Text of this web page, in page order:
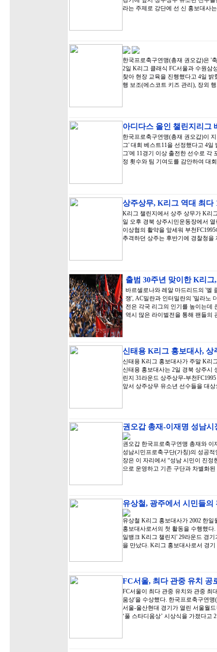
라는 주제로 강단에 선 신 홍보대사
한국프로축구연맹(총재 권오갑)은 '
2일 K리그 클래식 FC서울과 수원삼
찾아 현장 교육을 진행했다고 4일
행 보조(에스코트 키즈 관리), 장외
아디다스 올인 챌린지리그
한국프로축구연맹(총재 권오갑)이
그' 대회 베스트11을 선정했다고 4일
그'에 11경기 이상 출전한 선수로 각
정 횟수와 팀 기여도를 감안하여 대
상주상무, K리그 역대 최다
K리그 챌린지에서 상주 상무가 K리
일 오후 경북 상주시민운동장에서
이상협의 활약을 앞세워 부천
추격하던 상주는 후반기에 경찰청
출범 30주년 맞이한 K리
바르셀로나와 레알 마드리드의 '엘
쟁', AC밀란과 인터밀란의 '밀라노
전은 각국 리그의 인기를 높이는데
역시 많은 라이벌전을 통해 팬들의
신태용 K리그 홍보대사, 상
신태용 K리그 홍보대사가 주말 K리
신태용 홍보대사는 2일 경북 상주시
린지 31라운드 상주상무-부천
앞서 상주상무 유소년 선수들을 대
권오갑 총재-이재명 성남
권오갑 한국프로축구연맹 총재와
성남시민프로축구단(가칭)의 성공
장은 이 자리에서 “성남 시민이 진
으로 운영하고 기존 구단과 차별화
유상철, 광주에서 시민들
유상철 K리그 홍보대사가 2002 한
홍보대사로서의 첫 활동을 수행했다
일뱅크 K리그 챌린지' 29라운드 경
을 만났다. K리그 홍보대사로서 경
FC서울, 최다 관중 유치
FC서울이 최다 관중 유치와 관중 최
움상'을 수상했다. 한국프로축구연
서울-울산현대 경기가 열린 서울월
‘풀 스타디움상’ 시상식을 가졌다고